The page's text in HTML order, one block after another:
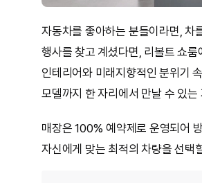
자동차를 좋아하는 분들이라면, 차
행사를 찾고 계셨다면, 리볼트 쇼
인테리어와 미래지향적인 분위기
모델까지 한 자리에서 만날 수 있는
매장은 100% 예약제로 운영되어
자신에게 맞는 최적의 차량을 선택